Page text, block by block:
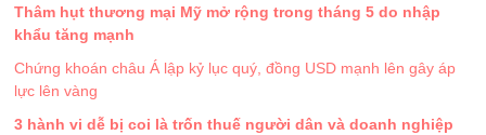
Thâm hụt thương mại Mỹ mở rộng trong tháng 5 do nhập
khẩu tăng mạnh
Chứng khoán châu Á lập kỷ lục quý, đồng USD mạnh lên gây áp
lực lên vàng
3 hành vi dễ bị coi là trốn thuế người dân và doanh nghiệp